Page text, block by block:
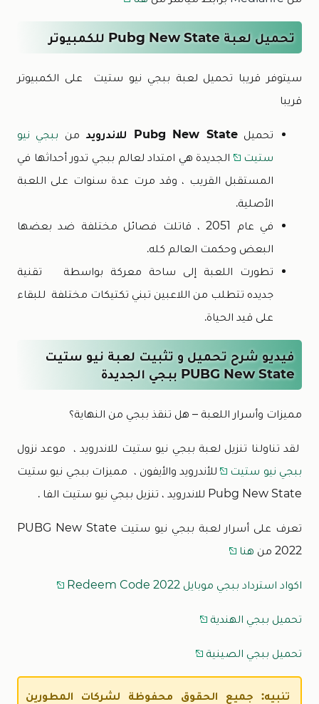
تحميل لعبة Pubg New State للكمبيوتر
سيتوفر قريبا تحميل لعبة ببجي نيو ستيت على الكمبيوتر
قريبا
تحميلPubg New State للاندرويد من ببجي نيو
ستيت
الجديدة هي امتداد لعالم ببجي تدور أحداثها في
المستقبل القريب ، وقد مرت عدة سنوات على اللعبة
الأصلية.
في عام 2051 ، قاتلت فصائل مختلفة ضد بعضها
البعض وحكمت العالم كله.
تطورت اللعبة إلى ساحة معركة بواسطة تقنية
جديده تتطلب من اللاعبين تبني تكتيكات مختلفة للبقاء
على قيد الحياة.
فيديو شرح تحميل و تثبيت لعبة نيو ستيت
PUBG New State ببجي الجديدة
مميزات وأسرار اللعبة – هل تنقذ ببجي من النهاية؟
لقد تناولنا تنزيل لعبة ببجي نيو ستيت للاندرويد ، موعد نزول
ببجي نيو ستيت
للأندرويد والأيفون ، مميزات ببجي نيو ستيت
Pubg New State للاندرويد ، تنزيل ببجي نيو ستيت الفا .
تعرف على أسرار لعبة ببجي نيو ستيت PUBG New State
2022 من
هنا
اكواد استرداد ببجي موبايل 2022 Redeem Code
تحميل ببجي الهندية
تحميل ببجي الصينية
تنبيه: جميع الحقوق محفوظة لشركات المطورين